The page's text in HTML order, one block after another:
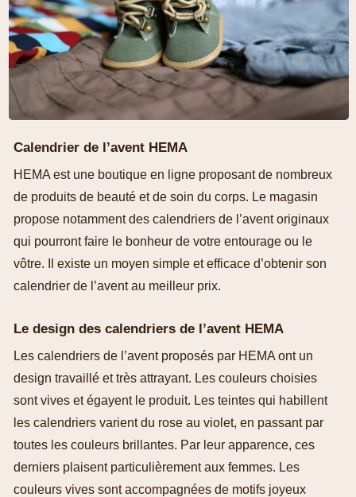
Calendrier de l’avent HEMA
HEMA est une boutique en ligne proposant de nombreux
de produits de beauté et de soin du corps. Le magasin
propose notamment des calendriers de l’avent originaux
qui pourront faire le bonheur de votre entourage ou le
vôtre. Il existe un moyen simple et efficace d’obtenir son
calendrier de l’avent au meilleur prix.
Le design des calendriers de l’avent HEMA
Les calendriers de l’avent proposés par HEMA ont un
design travaillé et très attrayant. Les couleurs choisies
sont vives et égayent le produit. Les teintes qui habillent
les calendriers varient du rose au violet, en passant par
toutes les couleurs brillantes. Par leur apparence, ces
derniers plaisent particulièrement aux femmes. Les
couleurs vives sont accompagnées de motifs joyeux